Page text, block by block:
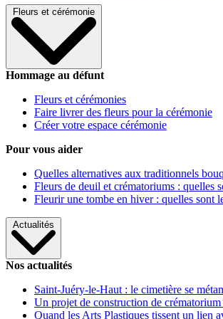
Fleurs et cérémonie
Hommage au défunt
Fleurs et cérémonies
Faire livrer des fleurs pour la cérémonie
Créer votre espace cérémonie
Pour vous aider
Quelles alternatives aux traditionnels
Fleurs de deuil et crématoriums : quelles
Fleurir une tombe en hiver : quelles sont
Actualités
Nos actualités
Saint-Juéry-le-Haut : le cimetière se
Un projet de construction de
Quand les Arts Plastiques tissent un lien